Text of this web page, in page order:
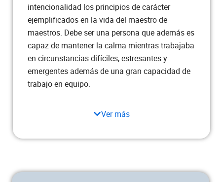
Seguridad y salud en el trabajo 3
Electiva I 2
Total semestre 22
intencionalidad los principios de carácter
ejemplificados en la vida del maestro de
maestros. Debe ser una persona que además es
capaz de mantener la calma mientras trabajaba
en circunstancias difíciles, estresantes y
emergentes además de una gran capacidad de
trabajo en equipo.
Ver más